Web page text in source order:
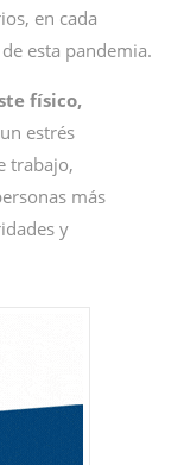
en cada
esta pandemia.
físico,
estrés
trabajo,
más
y